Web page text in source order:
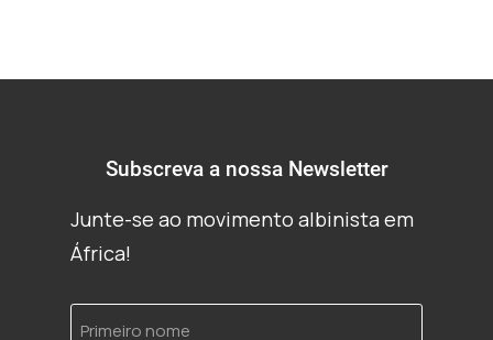
Subscreva a nossa Newsletter
Junte-se ao movimento albinista em
África!
Primeiro
nome